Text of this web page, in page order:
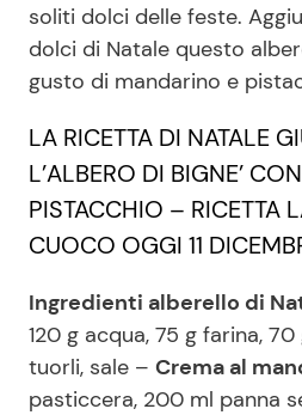
Seguici
Info
Chi siamo
Disclaimer e Privacy
Redazione
Contattaci
Pubblicità
soliti dolci delle feste.
dolci di Natale questo
gusto di mandarino e
LA RICETTA DI NATALE
L’ALBERO DI BIGNE’
PISTACCHIO – RICETTA
CUOCO OGGI 11
Ingredienti alberello di
120 g acqua, 75 g farina,
tuorli, sale – Crema al
pasticcera, 200 ml panna